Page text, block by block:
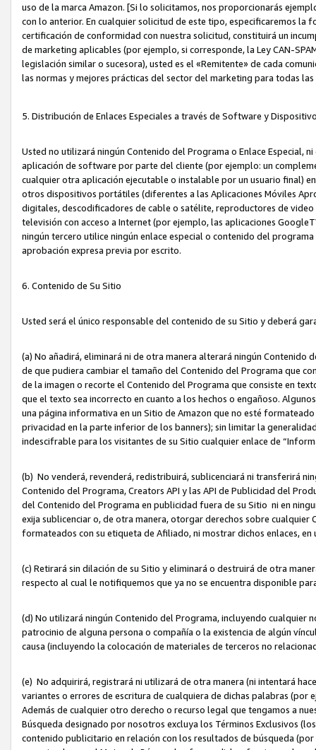
uso de la marca Amazon. [Si lo solicitamos, nos proporcionarás
con lo anterior. En cualquier solicitud de este tipo, especificaremos
certificación de conformidad con nuestra solicitud, constituirá un
de marketing aplicables (por ejemplo, si corresponde, la Ley CAN-
legislación similar o sucesora), usted es el «Remitente» de cada
las normas y mejores prácticas del sector del marketing para todas
5. Distribución de Enlaces Especiales a través de Software y
Usted no utilizará ningún Contenido del Programa o Enlace Especial,
aplicación de software por parte del cliente (por ejemplo: un
cualquier otra aplicación ejecutable o instalable por un usuario final)
otros dispositivos portátiles (diferentes a las Aplicaciones Móviles
digitales, descodificadores de cable o satélite, reproductores de
televisión con acceso a Internet (por ejemplo, las aplicaciones
ningún tercero utilice ningún enlace especial o contenido del
aprobación expresa previa por escrito.
6. Contenido de Su Sitio
Usted será el único responsable del contenido de su Sitio y deberá
(a) No añadirá, eliminará ni de otra manera alterará ningún
de que pudiera cambiar el tamaño del Contenido del Programa que
de la imagen o recorte el Contenido del Programa que consiste en
que el texto sea incorrecto en cuanto a los hechos o engañoso.
una página informativa en un Sitio de Amazon que no esté
privacidad en la parte inferior de los banners); sin limitar la
indescifrable para los visitantes de su Sitio cualquier enlace de
(b) No venderá, revenderá, redistribuirá, sublicenciará ni transferirá
Contenido del Programa, Creators API y las API de Publicidad del
del Contenido del Programa en publicidad fuera de su Sitio ni en
exija sublicenciar o, de otra manera, otorgar derechos sobre
formateados con su etiqueta de Afiliado, ni mostrar dichos enlaces,
(c) Retirará sin dilación de su Sitio y eliminará o destruirá de otra
respecto al cual le notifiquemos que ya no se encuentra disponible
(d) No utilizará ningún Contenido del Programa, incluyendo cualquier
patrocinio de alguna persona o compañía o la existencia de algún
causa (incluyendo la colocación de materiales de terceros no
(e) No adquirirá, registrará ni utilizará de otra manera (ni intentará
variantes o errores de escritura de cualquiera de dichas palabras (por
Además de cualquier otro derecho o recurso legal que tengamos a
Búsqueda designado por nosotros excluya los Términos Exclusivos
contenido publicitario en relación con los resultados de búsqueda